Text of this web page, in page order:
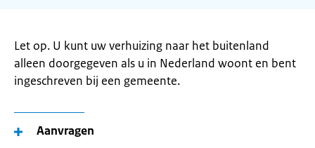
Let op. U kunt uw verhuizing naar het buitenland
alleen doorgegeven als u in Nederland woont en bent
ingeschreven bij een gemeente.
Aanvragen